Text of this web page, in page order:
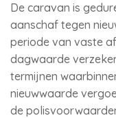
De caravan is
aanschaf tegen
periode van vaste
dagwaarde
termijnen
nieuwwaarde
de